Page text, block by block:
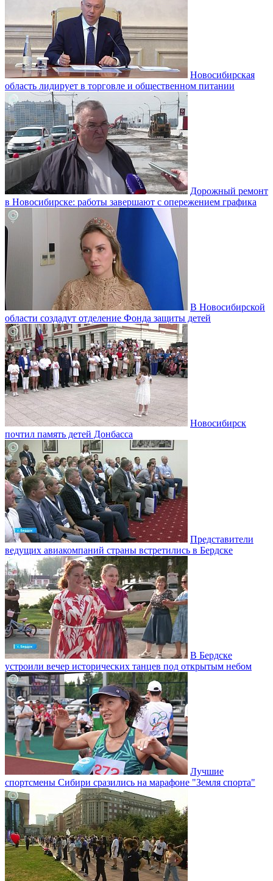
Новосибирская
область лидирует в торговле и общественном питании
Дорожный ремонт
в Новосибирске: работы завершают с опережением графика
В Новосибирской
области создадут отделение Фонда защиты детей
Новосибирск
почтил память детей Донбасса
Представители
ведущих авиакомпаний страны встретились в Бердске
В Бердске
устроили вечер исторических танцев под открытым небом
Лучшие
спортсмены Сибири сразились на марафоне "Земля спорта"